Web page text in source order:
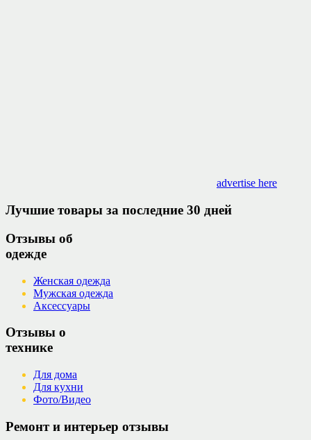
advertise here
Лучшие товары за последние 30 дней
Отзывы об
одежде
Женская одежда
Мужская одежда
Аксессуары
Отзывы о
технике
Для дома
Для кухни
Фото/Видео
Ремонт и интерьер отзывы